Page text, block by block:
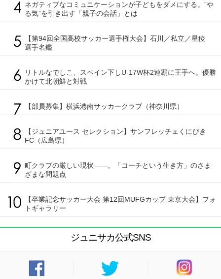
ネガティブなコミュニケーションが子どもをダメにする。”や
る気”を引き出す「親子の会話」とは
【第94回全国高校サッカー選手権大会】石川／私立／星稜
選手名鑑
リトルなでしこ、スペイン下しU-17W杯2連覇に王手へ。優勝
かけて北朝鮮と対戦
【部員募集】横浜港南サッカークラブ（神奈川県）
【ジュニアユース セレクション】サンフレッチェくにびき
FC（広島県）
町クラブの厳しい現状――。「コーチという生き方」のさま
ざまな問題点
【卒業記念サッカー大会 第12回MUFGカップ 東京大会】フォ
トギャラリー
ジュニサカ公式SNS